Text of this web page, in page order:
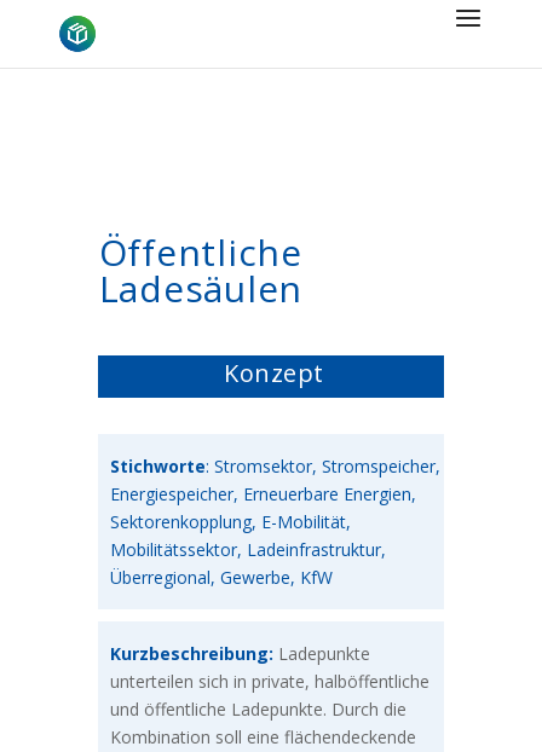
Öffentliche
Ladesäulen
Konzept
Stichworte: Stromsektor, Stromspeicher,
Energiespeicher, Erneuerbare Energien,
Sektorenkopplung, E-Mobilität,
Mobilitätssektor, Ladeinfrastruktur,
Überregional, Gewerbe, KfW
Kurzbeschreibung: Ladepunkte
unterteilen sich in private, halböffentliche
und öffentliche Ladepunkte. Durch die
Kombination soll eine flächendeckende